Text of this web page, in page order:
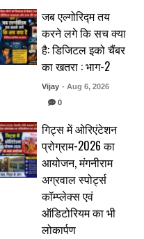
जब एल्गोरिद्म तय
करने लगे कि सच क्या
है: डिजिटल इको चैंबर
का खतरा : भाग-2
Vijay - Aug 6, 2026
0
गिट्स में ओरिएंटेशन
प्रोग्राम-2026 का
आयोजन, मंगनीराम
अग्रवाल स्पोर्ट्स
कॉम्प्लेक्स एवं
ऑडिटोरियम का भी
लोकार्पण